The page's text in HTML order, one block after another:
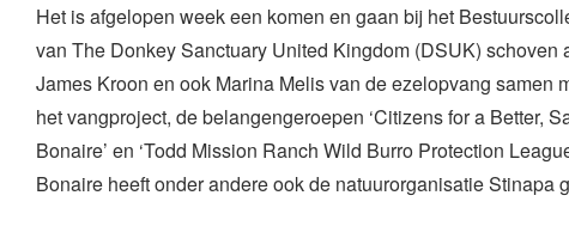
Het is afgelopen week een komen en gaan bij het
van The Donkey Sanctuary United Kingdom (DSUK) schoven
James Kroon en ook Marina Melis van de ezelopvang samen
het vangproject, de belangengeroepen ‘Citizens for a Better,
Bonaire’ en ‘Todd Mission Ranch Wild Burro Protection
Bonaire heeft onder andere ook de natuurorganisatie Stinapa